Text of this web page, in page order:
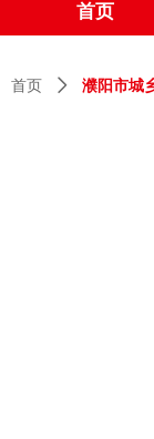
首页
首页 ꄲ 濮阳市城